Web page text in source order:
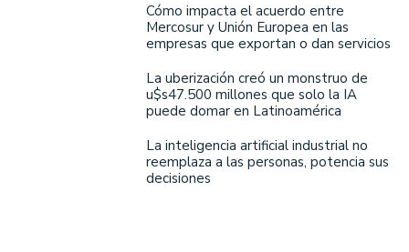
Cómo impacta el acuerdo entre
Mercosur y Unión Europea en las
empresas que exportan o dan servicios
La uberización creó un monstruo de
u$s47.500 millones que solo la IA
puede domar en Latinoamérica
La inteligencia artificial industrial no
reemplaza a las personas, potencia sus
decisiones